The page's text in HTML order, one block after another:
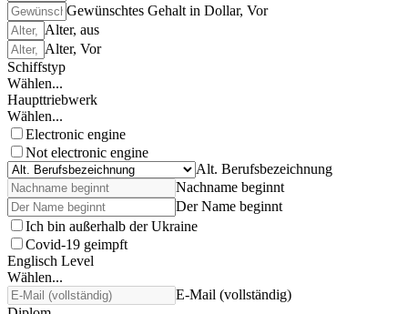
Gewünschtes Gehalt in Dollar, Vor
Alter, aus
Alter, Vor
Schiffstyp
Wählen...
Haupttriebwerk
Wählen...
Electronic engine
Not electronic engine
Alt. Berufsbezeichnung
Nachname beginnt
Der Name beginnt
Ich bin außerhalb der Ukraine
Covid-19 geimpft
Englisch Level
Wählen...
E-Mail (vollständig)